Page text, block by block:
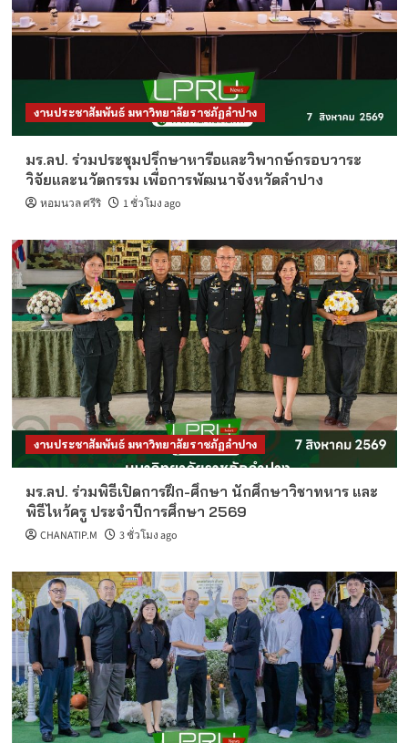
งานประชาสัมพันธ์ มหาวิทยาลัยราชภัฏลำปาง
มร.ลป. ร่วมประชุมปรึกษาหารือและวิพากษ์กรอบวาระ
วิจัยและนวัตกรรม เพื่อการพัฒนาจังหวัดลำปาง
หอมนวล ศรีริ 1 ชั่วโมง ago
งานประชาสัมพันธ์ มหาวิทยาลัยราชภัฏลำปาง
มร.ลป. ร่วมพิธีเปิดการฝึก-ศึกษา นักศึกษาวิชาทหาร และ
พิธีไหว้ครู ประจำปีการศึกษา 2569
CHANATIP.M 3 ชั่วโมง ago